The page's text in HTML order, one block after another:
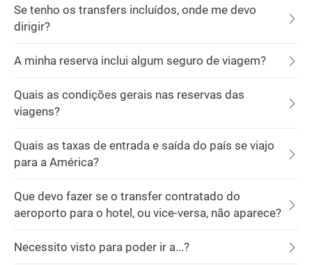
Se tenho os transfers incluídos, onde me devo
dirigir?
A minha reserva inclui algum seguro de viagem?
Quais as condições gerais nas reservas das
viagens?
Quais as taxas de entrada e saída do país se viajo
para a América?
Que devo fazer se o transfer contratado do
aeroporto para o hotel, ou vice-versa, não aparece?
Necessito visto para poder ir a...?